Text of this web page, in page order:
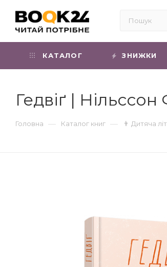
КАТАЛОГ ЗНИЖКИ
Гедвіґ | Нільссон
Головна — Каталог книг — 👨 Дитяча